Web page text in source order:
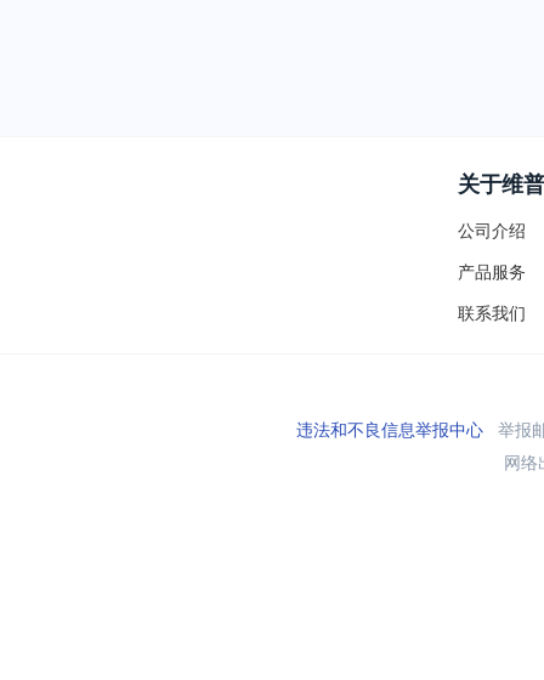
关于维普
公司介绍
产品服务
联系我们
违法和不良信息举报中心举报
网